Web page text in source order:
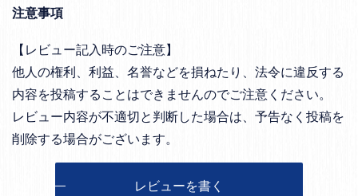
注意事項
【レビュー記入時のご注意】
他人の権利、利益、名誉などを損ねたり、法令に違反する
内容を投稿することはできませんのでご注意ください。
レビュー内容が不適切と判断した場合は、予告なく投稿を
削除する場合がございます。
レビューを書く